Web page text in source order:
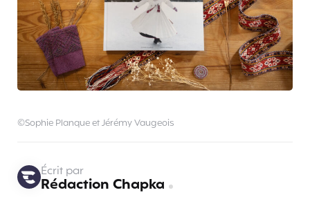
©Sophie Planque et Jérémy Vaugeois
Écrit par
Rédaction Chapka